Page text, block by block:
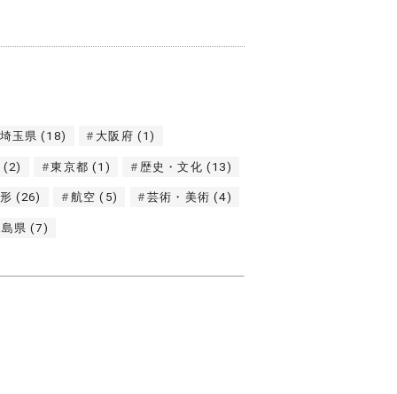
埼玉県 (18) 大阪府 (1)
(2) 東京都 (1) 歴史・文化 (13)
(26) 航空 (5) 芸術・美術 (4)
県 (7)